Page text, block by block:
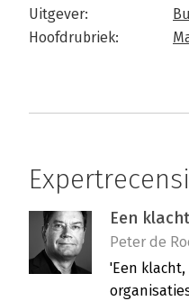
Uitgever:
Hoofdrubriek:
Een
Peter de
'Een